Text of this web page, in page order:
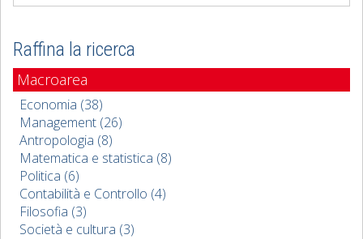
Raffina la ricerca
Macroarea
Economia (38)
Management (26)
Antropologia (8)
Matematica e statistica (8)
Politica (6)
Contabilità e Controllo (4)
Filosofia (3)
Società e cultura (3)